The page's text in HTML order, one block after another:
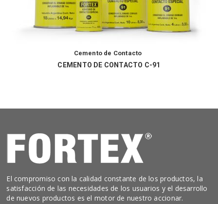
Cemento de Contacto
CEMENTO DE CONTACTO C-91
El compromiso con la calidad constante de los productos, la
satisfacción de las necesidades de los usuarios y el desarrollo
de nuevos productos es el motor de nuestro accionar.